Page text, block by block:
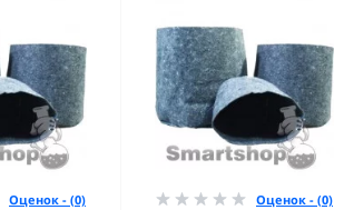
Оценок - (0) Оценок - (0)